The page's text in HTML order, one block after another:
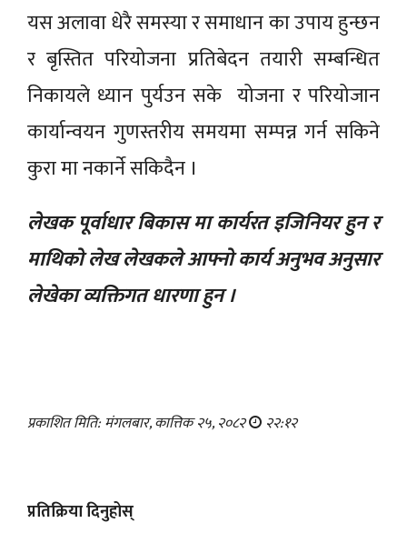
यस अलावा धेरै समस्या र समाधान का उपाय हुन्छन
र बृस्तित परियोजना प्रतिबेदन तयारी सम्बन्धित
निकायले ध्यान पुर्यउन सके योजना र परियोजान
कार्यान्वयन गुणस्तरीय समयमा सम्पन्न गर्न सकिने
कुरा मा नकार्ने सकिदैन ।
लेखक पूर्वाधार बिकास मा कार्यरत इजिनियर हुन र
माथिको लेख लेखकले आफ्नो कार्य अनुभव अनुसार
लेखेका व्यक्तिगत धारणा हुन ।
प्रकाशित मिति: मंगलबार, कात्तिक २५, २०८२ २२:१२
प्रतिक्रिया दिनुहोस्